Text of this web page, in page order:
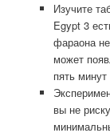
Изучите
Egypt 3
фараона
может
пять
вы не